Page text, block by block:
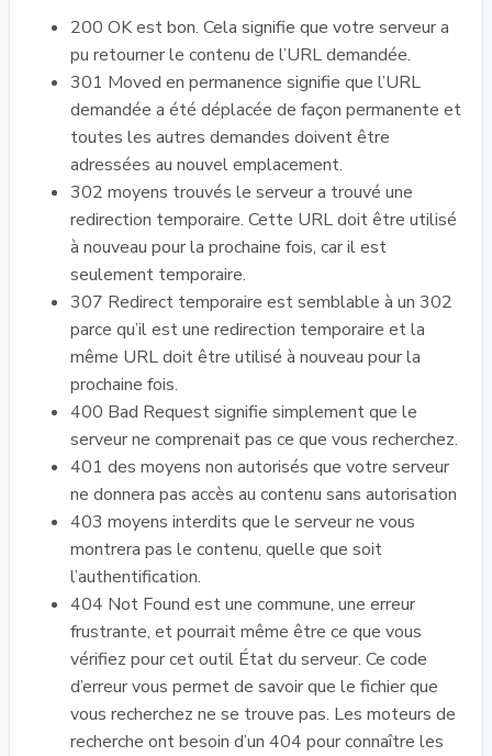
200 OK est bon. Cela signifie que votre serveur a
pu retourner le contenu de l’URL demandée.
301 Moved en permanence signifie que l’URL
demandée a été déplacée de façon permanente et
toutes les autres demandes doivent être
adressées au nouvel emplacement.
302 moyens trouvés le serveur a trouvé une
redirection temporaire. Cette URL doit être utilisé
à nouveau pour la prochaine fois, car il est
seulement temporaire.
307 Redirect temporaire est semblable à un 302
parce qu’il est une redirection temporaire et la
même URL doit être utilisé à nouveau pour la
prochaine fois.
400 Bad Request signifie simplement que le
serveur ne comprenait pas ce que vous recherchez.
401 des moyens non autorisés que votre serveur
ne donnera pas accès au contenu sans autorisation
403 moyens interdits que le serveur ne vous
montrera pas le contenu, quelle que soit
l’authentification.
404 Not Found est une commune, une erreur
frustrante, et pourrait même être ce que vous
vérifiez pour cet outil État du serveur. Ce code
d’erreur vous permet de savoir que le fichier que
vous recherchez ne se trouve pas. Les moteurs de
recherche ont besoin d’un 404 pour connaître les